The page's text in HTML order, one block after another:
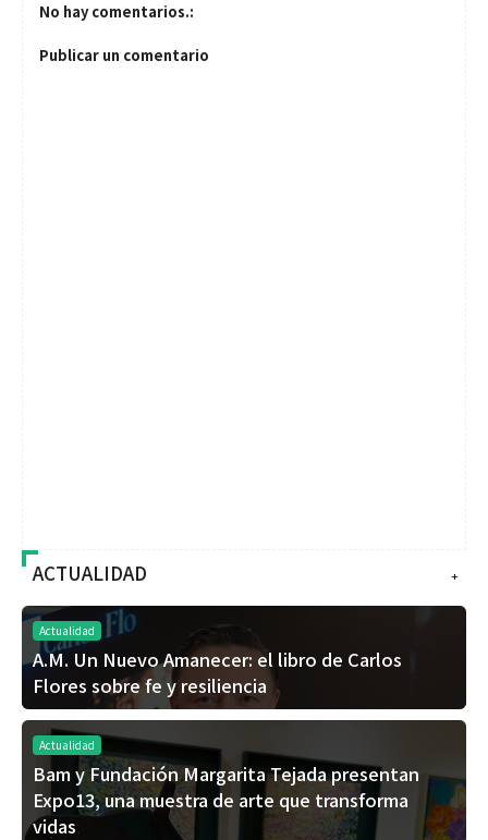
No hay comentarios.:
Publicar un comentario
+
ACTUALIDAD
Actualidad
A.M. Un Nuevo Amanecer: el libro de Carlos
Flores sobre fe y resiliencia
Actualidad
Bam y Fundación Margarita Tejada presentan
Expo13, una muestra de arte que transforma
vidas